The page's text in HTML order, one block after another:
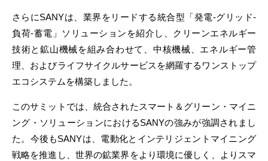
さらにSANYは、業界をリードする統合型「発電-グリッド-
負荷-蓄電」ソリューションを紹介し、クリーンエネルギー
技術と鉱山機械を組み合わせて、中核機械、エネルギー管
理、およびライフサイクルサービスを網羅するワンストップ
エコシステムを構築しました。
このサミットでは、統合されたスマート＆グリーン・マイニ
ング・ソリューションにおけるSANYの強みが強調されまし
た。今後もSANYは、電動化とインテリジェントマイニング
戦略を推進し、世界の鉱業界をより環境に優しく、よりスマ